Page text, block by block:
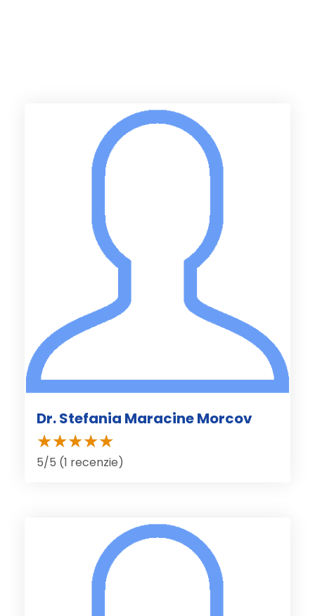
Dr. Stefania Maracine Morcov
5/5 (1 recenzie)